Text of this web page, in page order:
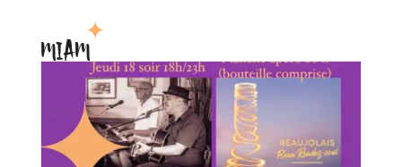
MIAM